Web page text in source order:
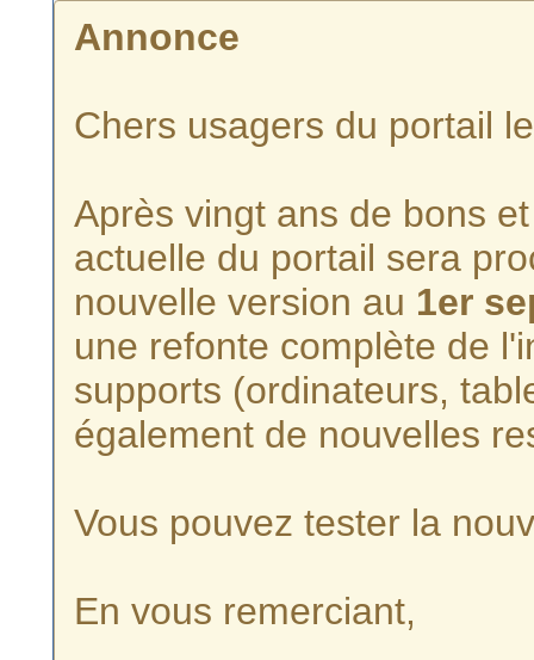
Annonce
Chers usagers du portail
Après vingt ans de bons
actuelle du portail sera
nouvelle version au 1er
une refonte complète de
supports (ordinateurs,
également de nouvelles
Vous pouvez tester la
En vous remerciant,